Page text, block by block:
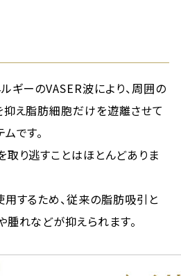
ギーのVASER波により、周囲の
え脂肪細胞だけを遊離させて
です。
り逃すことはほとんどありま
するため、従来の脂肪吸引と
れなどが抑えられます。